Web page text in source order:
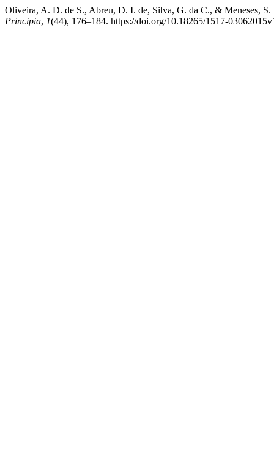
Oliveira, A. D. de S., Abreu, D. I. de, Silva, G. da C., & Meneses,
Principia, 1(44), 176–184. https://doi.org/10.18265/1517-